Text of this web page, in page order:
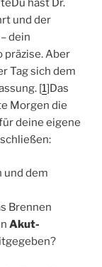
hast Dr.
und der
dein
Aber
Tag sich dem
[1]Das
Morgen die
deine eigene
und dem
Brennen
Akut-